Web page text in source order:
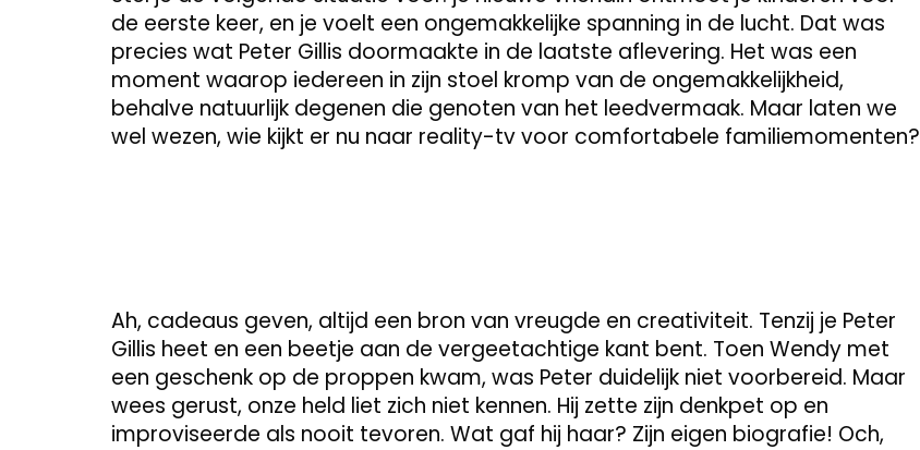
de eerste keer, en je voelt een ongemakkelijke spanning in de lucht. Dat was
precies wat Peter Gillis doormaakte in de laatste aflevering. Het was een
moment waarop iedereen in zijn stoel kromp van de ongemakkelijkheid,
behalve natuurlijk degenen die genoten van het leedvermaak. Maar laten we
wel wezen, wie kijkt er nu naar reality-tv voor comfortabele familiemomenten?
Ah, cadeaus geven, altijd een bron van vreugde en creativiteit. Tenzij je Peter
Gillis heet en een beetje aan de vergeetachtige kant bent. Toen Wendy met
een geschenk op de proppen kwam, was Peter duidelijk niet voorbereid. Maar
wees gerust, onze held liet zich niet kennen. Hij zette zijn denkpet op en
improviseerde als nooit tevoren. Wat gaf hij haar? Zijn eigen biografie! Och,